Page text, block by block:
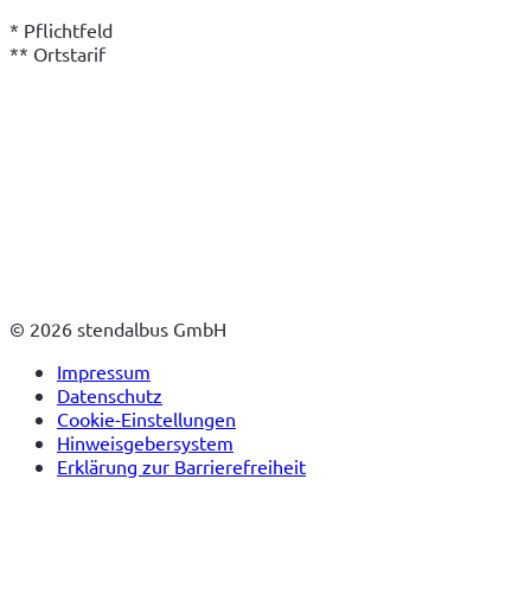
* Pflichtfeld
** Ortstarif
© 2026 stendalbus GmbH
Impressum
Datenschutz
Cookie-Einstellungen
Hinweisgebersystem
Erklärung zur Barrierefreiheit